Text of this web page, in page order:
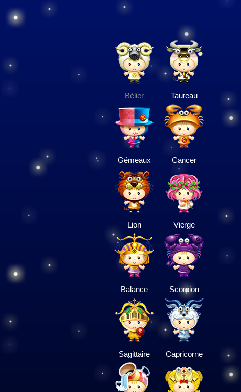
Bélier Taureau
Gémeaux Cancer
Lion Vierge
Balance Scorpion
Sagittaire Capricorne